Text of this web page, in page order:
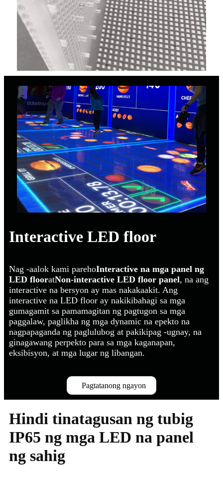
Interactive LED floor
Nag -aalok kami parehoInteractive na mga panel ng
LED flooratNon-interactive LED floor panel, na ang
interactive na bersyon ay mas nakakaakit. Ang
interactive na LED floor ay nakikibahagi sa mga
gumagamit sa pamamagitan ng pagtugon sa mga
paggalaw, paglikha ng mga dynamic na epekto na
nagpapaganda ng paglulubog at pakikipag -ugnay, na
ginagawang perpekto para sa mga kaganapan,
eksibisyon, at mga lugar ng libangan.
Pagtatanong ngayon
Hindi tinatagusan ng tubig
IP65 ng mga LED na panel
ng sahig